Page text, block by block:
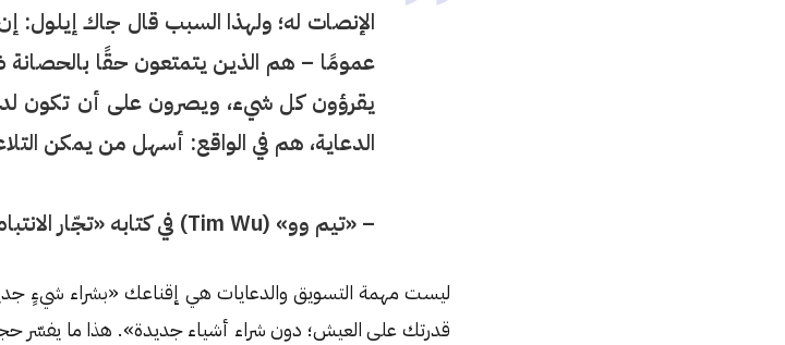
الإنصات له؛ ولهذا السبب قال جاك إيلول:
عمومًا – هم الذين يتمتعون حقًا بالحصانة
يقرؤون كل شيء، ويصرون على أن تكون
الدعاية، هم في الواقع: أسهل من يمكن
– «تيم وو» (Tim Wu) في كتابه «تجّار الانتباه».
ليست مهمة التسويق والدعايات هي إقناعك «بشراء شيءٍ
قدرتك على العيش؛ دون شراء أشياء جديدة». هذا ما يفسّر حجم